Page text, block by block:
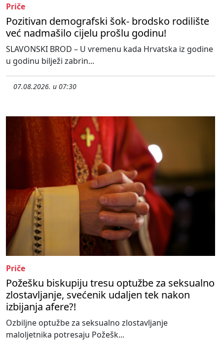
Priče
Pozitivan demografski šok- brodsko rodilište
već nadmašilo cijelu prošlu godinu!
SLAVONSKI BROD – U vremenu kada Hrvatska iz godine
u godinu bilježi zabrin...
07.08.2026. u 07:30
Priče
Požešku biskupiju tresu optužbe za seksualno
zlostavljanje, svećenik udaljen tek nakon
izbijanja afere?!
Ozbiljne optužbe za seksualno zlostavljanje
maloljetnika potresaju Požešk...